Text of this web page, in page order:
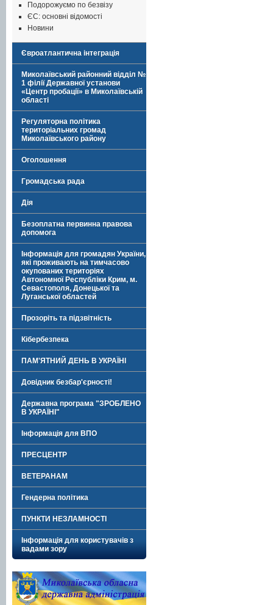
Подорожуємо по безвізу
ЄС: основні відомості
Новини
Євроатлантична інтеграція
Миколаївський районний відділ №
1 філії Державної установи
«Центр пробації» в Миколаївській
області
Регуляторна політика
територіальних громад
Миколаївського району
Оголошення
Громадська рада
Дія
Безоплатна первинна правова
допомога
Інформація для громадян України,
які проживають на тимчасово
окупованих територіях
Автономної Республіки Крим, м.
Севастополя, Донецької та
Луганської областей
Прозоріть та підзвітність
Кібербезпека
ПАМ'ЯТНИЙ ДЕНЬ В УКРАЇНІ
Довідник безбар'єрності!
Державна програма "ЗРОБЛЕНО
В УКРАЇНІ"
Інформація для ВПО
ПРЕСЦЕНТР
ВЕТЕРАНАМ
Гендерна політика
ПУНКТИ НЕЗЛАМНОСТІ
Інформація для користувачів з
вадами зору